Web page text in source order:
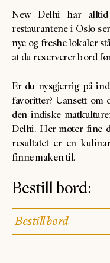
New Delhi har
restaurantene i Oslo
nye og freshe lokaler
at du reserverer bord
Er du nysgjerrig på
favoritter? Uansett
den indiske
Delhi. Her møter fine
resultatet er en
finne maken til.
Bestill bord:
Bestill bord